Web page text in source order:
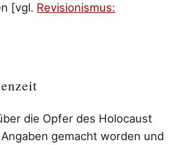
[vgl. Revisionismus:
die Opfer des Holocaust
gemacht worden und